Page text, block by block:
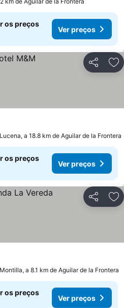
os preços
Ver preços
Partilhar
Lucena, a 18.8 km de Aguilar de la Frontera
os preços
Ver preços
Partilhar
Montilla, a 8.1 km de Aguilar de la Frontera
os preços
Ver preços